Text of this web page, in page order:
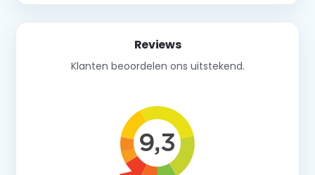
Reviews
Klanten beoordelen ons uitstekend.